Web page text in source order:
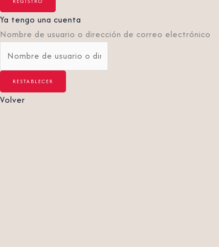
Ya tengo una cuenta
Nombre de usuario o dirección de correo electrónico
Volver